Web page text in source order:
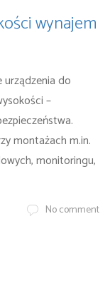
wynajem
do
–
montażach m.in.
monitoringu,
No comment